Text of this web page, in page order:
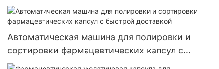
диаметром 28 мм, машина для прессования
таблеток, Zp-23
Автоматическая машина для полировки и
сортировки фармацевтических капсул с
быстрой доставкой